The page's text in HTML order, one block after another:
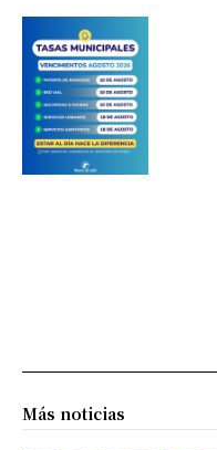
Más noticias